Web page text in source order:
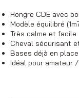
Hongre CDE avec
Modèle équilibré
Très calme et facile
Cheval sécurisant
Bases déjà en place
Idéal pour amateur